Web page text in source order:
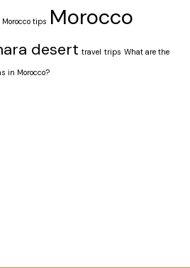
Morocco tips Morocco
desert travel trips What are the
in Morocco?